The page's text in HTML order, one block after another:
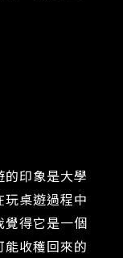
印象是大學
桌遊過程中
覺得它是一個
收穫回來的